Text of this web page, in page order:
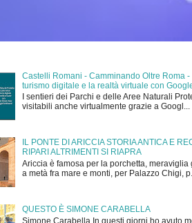
Castelli Romani - Camminando Oltre Roma
turismo digitale e la realtà virtuale con
I sentieri dei Parchi e delle Aree Naturali
visitabili anche virtualmente grazie a Googl...
IL PONTE DI ARICCIA STORIA ANTICA E
RIPARI ALTRIMENTI SI RIAPRA
Ariccia è famosa per la porchetta,
a metà fra mare e monti, per Palazzo Chigi, p...
QUESTO È SIMONE CARABELLA
Simone Carabella In questi giorni ho avuto